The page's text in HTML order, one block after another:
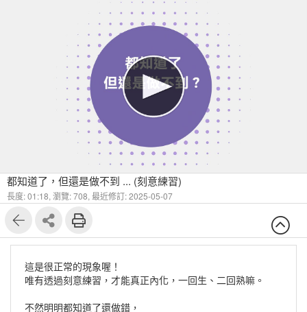
都知道了，但還是做不到 ... (刻意練習)
長度: 01:18, 瀏覽: 708, 最近修訂: 2025-05-07
這是很正常的現象喔！
唯有透過刻意練習，才能真正內化，一回生、二回熟嘛。
不然明明都知道了還做錯，